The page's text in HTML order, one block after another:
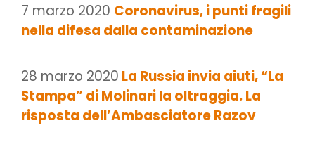
7 marzo 2020 Coronavirus, i punti fragili
nella difesa dalla contaminazione
28 marzo 2020 La Russia invia aiuti, “La
Stampa” di Molinari la oltraggia. La
risposta dell’Ambasciatore Razov